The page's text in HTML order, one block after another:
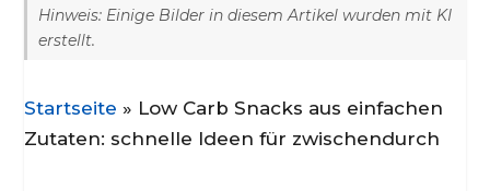
Hinweis: Einige Bilder in diesem Artikel wurden mit KI
erstellt.
Startseite » Low Carb Snacks aus einfachen
Zutaten: schnelle Ideen für zwischendurch